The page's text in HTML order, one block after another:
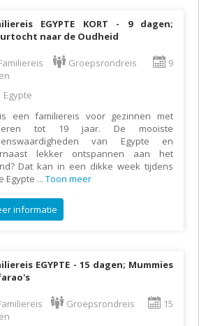
EGYPTE KORT - 9 dagen;
naar de Oudheid
Groepsrondreis
9
een familiereis voor gezinnen met
tot 19 jaar. De mooiste
van Egypte en
lekker ontspannen aan het
Dat kan in een dikke week tijdens
Egypte ... Toon meer
informatie
EGYPTE - 15 dagen; Mummies
Groepsrondreis
15